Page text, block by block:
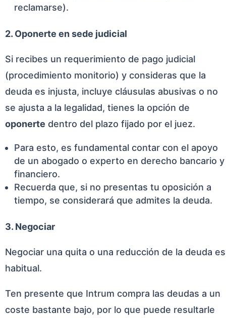
reclamarse).
2. Oponerte en sede judicial
Si recibes un requerimiento de pago judicial
(procedimiento monitorio) y consideras que la
deuda es injusta, incluye cláusulas abusivas o no
se ajusta a la legalidad, tienes la opción de
oponerte dentro del plazo fijado por el juez.
Para esto, es fundamental contar con el apoyo
de un abogado o experto en derecho bancario y
financiero.
Recuerda que, si no presentas tu oposición a
tiempo, se considerará que admites la deuda.
3. Negociar
Negociar una quita o una reducción de la deuda es
habitual.
Ten presente que Intrum compra las deudas a un
coste bastante bajo, por lo que puede resultarle